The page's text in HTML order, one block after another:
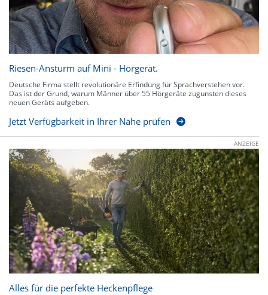
Riesen-Ansturm auf Mini - Hörgerät.
Deutsche Firma stellt revolutionäre Erfindung für Sprachverstehen vor.
Das ist der Grund, warum Männer über 55 Hörgeräte zugunsten dieses
neuen Geräts aufgeben.
Jetzt Verfügbarkeit in Ihrer Nähe prüfen
ANZEIGE
Alles für die perfekte Heckenpflege